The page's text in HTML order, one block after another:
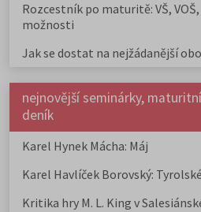
Rozcestník po maturitě: VŠ,
možnosti
Jak se dostat na nejžádanější
nejnovější seminárky,
deník
Karel Hynek Mácha: Máj
Karel Havlíček Borovský:
Kritika hry M. L. King v